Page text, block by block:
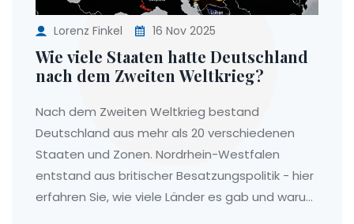
Lorenz Finkel 16 Nov 2025
Wie viele Staaten hatte Deutschland
nach dem Zweiten Weltkrieg?
Nach dem Zweiten Weltkrieg bestand
Deutschland aus mehr als 20 verschiedenen
Staaten und Zonen. Nordrhein-Westfalen
entstand aus britischer Besatzungspolitik - hier
erfahren Sie, wie viele Länder es gab und warum